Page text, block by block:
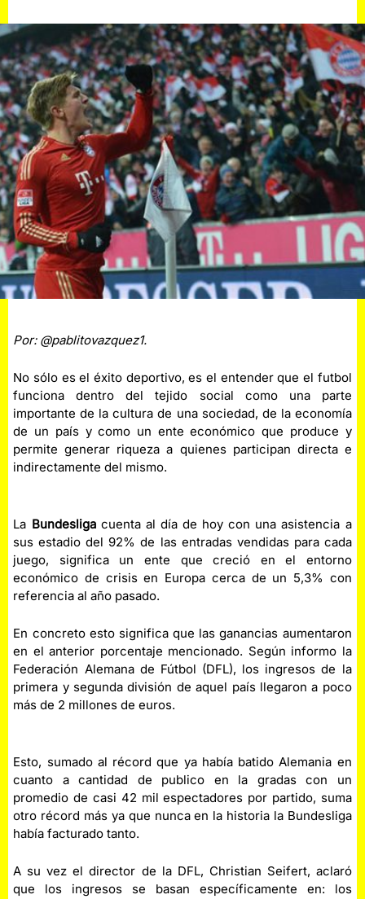
Por: @pablitovazquez1.
No sólo es el éxito deportivo, es el entender que el futbol
funciona dentro del tejido social como una parte
importante de la cultura de una sociedad, de la economía
de un país y como un ente económico que produce y
permite generar riqueza a quienes participan directa e
indirectamente del mismo.
La Bundesligacuenta al día de hoy con una asistencia a
sus estadio del 92% de las entradas vendidas para cada
juego, significa un ente que creció en el entorno
económico de crisis en Europa cerca de un 5,3% con
referencia al año pasado.
En concreto esto significa que las ganancias aumentaron
en el anterior porcentaje mencionado. Según informo la
Federación Alemana de Fútbol (DFL), los ingresos de la
primera y segunda división de aquel país llegaron a poco
más de 2 millones de euros.
Esto, sumado al récord que ya había batido Alemania en
cuanto a cantidad de publico en la gradas con un
promedio de casi 42 mil espectadores por partido, suma
otro récord más ya que nunca en la historia la Bundesliga
había facturado tanto.
A su vez el director de la DFL, Christian Seifert, aclaró
que los ingresos se basan específicamente en: los